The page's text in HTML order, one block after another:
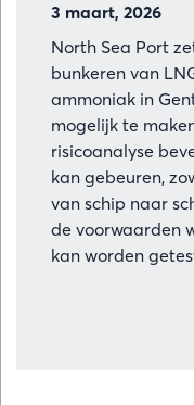
3 maart, 2026
North Sea Port
bunkeren van
ammoniak in
mogelijk te
risicoanalyse
kan gebeuren,
van schip naar
de voorwaarden
kan worden